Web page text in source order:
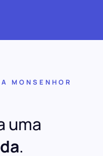
MONSENHOR
uma
.